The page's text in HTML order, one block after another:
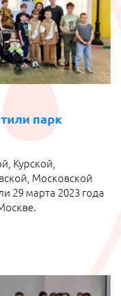
парк
Курской,
Московской
29 марта 2023 года